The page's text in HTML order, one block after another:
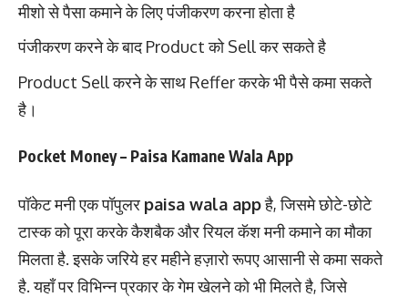
मीशो से पैसा कमाने के लिए पंजीकरण करना होता है
पंजीकरण करने के बाद Product को Sell कर सकते है
Product Sell करने के साथ Reffer करके भी पैसे कमा सकते
है।
Pocket Money – Paisa Kamane Wala App
पॉकेट मनी एक पॉपुलर paisa wala appहै, जिसमे छोटे-छोटे
टास्क को पूरा करके कैशबैक और रियल कॅश मनी कमाने का मौका
मिलता है. इसके जरिये हर महीने हज़ारो रूपए आसानी से कमा सकते
है. यहाँ पर विभिन्न प्रकार के गेम खेलने को भी मिलते है, जिसे